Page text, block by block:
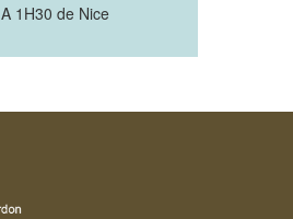
A 1H30 de Nice